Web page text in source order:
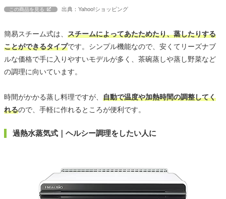
この商品を見る 出典：Yahoo!ショッピング
簡易スチーム式は、 スチームによってあたためたり、蒸したりする
ことができるタイプです。シンプル機能なので、安くてリーズナブ
ルな価格で手に入りやすいモデルが多く、茶碗蒸しや蒸し野菜など
の調理に向いています。
時間がかかる蒸し料理ですが、 自動で温度や加熱時間の調整してく
れるので、手軽に作れるところが便利です。
過熱水蒸気式｜ヘルシー調理をしたい人に